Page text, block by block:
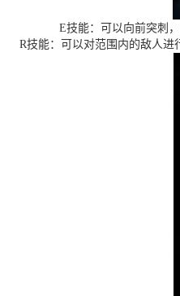
E技能：可以向前突刺
R技能：可以对范围内的敌人